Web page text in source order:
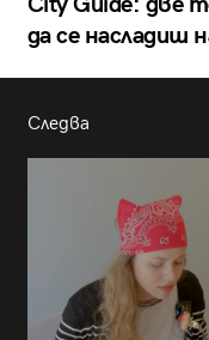
да се насладиш
Следва